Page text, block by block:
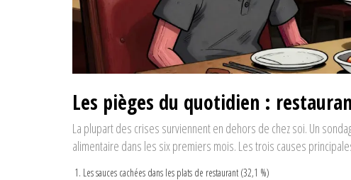
Les pièges du quotidien :
La plupart des crises surviennent en dehors de chez soi. Un
alimentaire dans les six premiers mois. Les trois causes
Les sauces cachées dans les plats de restaurant (32,1 %)